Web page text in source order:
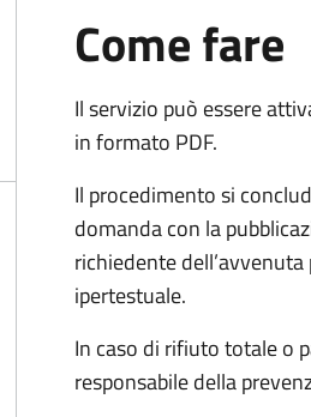
Come fare
Il servizio può essere
in formato PDF.
Il procedimento si
domanda con la
richiedente
ipertestuale.
In caso di rifiuto totale o
responsabile della